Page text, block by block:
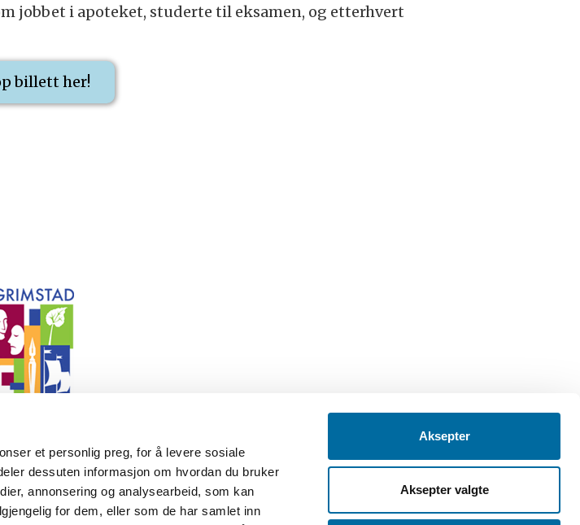
et personlig preg, for å levere sosiale
dessuten informasjon om hvordan du bruker
annonsering og analysearbeid, som kan
for dem, eller som de har samlet inn
Aksepter
Aksepter valgte
jobbet i apoteket, studerte til eksamen, og etterhvert
billett her!
KUBEN i Arendal og Setesdalsmuseet forvalter og formidler vi fylkets
og kulturelle arv.